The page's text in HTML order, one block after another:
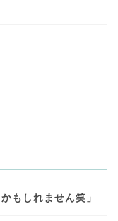
もしれません笑」